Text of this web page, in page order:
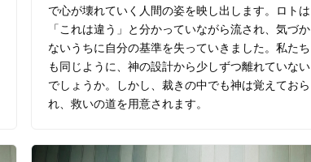
で心が壊れていく人間の姿を映し出します。ロトは
「これは違う」と分かっていながら流され、気づか
ないうちに自分の基準を失っていきました。私たち
も同じように、神の設計から少しずつ離れていない
でしょうか。しかし、裁きの中でも神は覚えておら
れ、救いの道を用意されます。